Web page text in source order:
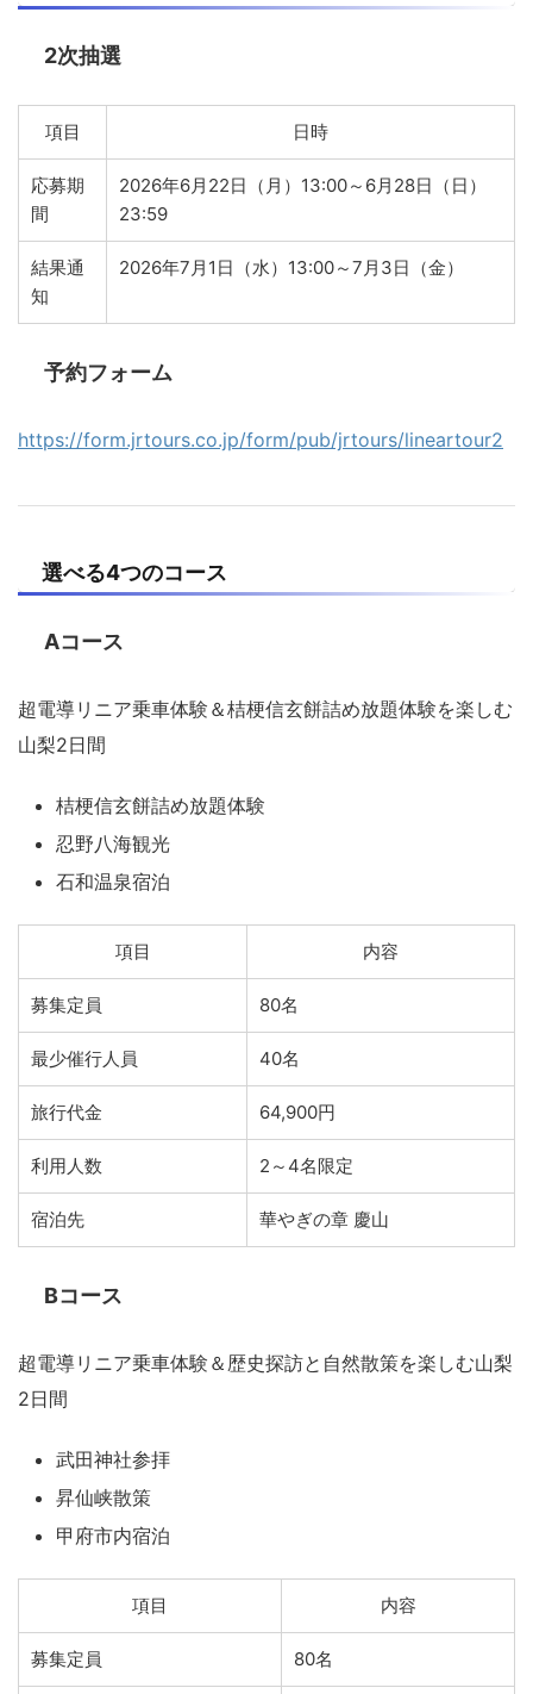
2次抽選
項目 日時
応募期
間
2026年6月22日（月）13:00～6月28日（日）
23:59
結果通
知
2026年7月1日（水）13:00～7月3日（金）
予約フォーム
https://form.jrtours.co.jp/form/pub/jrtours/lineartour2
選べる4つのコース
Aコース
超電導リニア乗車体験＆桔梗信玄餅詰め放題体験を楽しむ
山梨2日間
桔梗信玄餅詰め放題体験
忍野八海観光
石和温泉宿泊
項目 内容
募集定員 80名
最少催行人員 40名
旅行代金 64,900円
利用人数 2～4名限定
宿泊先 華やぎの章 慶山
Bコース
超電導リニア乗車体験＆歴史探訪と自然散策を楽しむ山梨
2日間
武田神社参拝
昇仙峡散策
甲府市内宿泊
項目 内容
募集定員 80名